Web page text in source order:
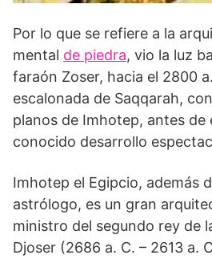
Por lo que se refiere a la
mental de piedra, vio la luz
faraón Zoser, hacia el 2800
escalonada de Saqqarah,
planos de Imhotep, antes de
conocido desarrollo
Imhotep el Egipcio, además
astrólogo, es un gran
ministro del segundo rey de
Djoser (2686 a. C. – 2613 a.